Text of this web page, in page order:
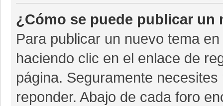
¿Cómo se puede publicar un
Para publicar un nuevo tema
haciendo clic en el enlace de
página. Seguramente
reponder. Abajo de cada foro